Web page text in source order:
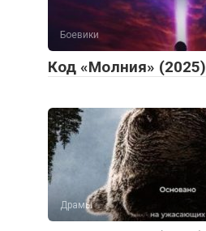
Боевики
Код «Молния» (2025)
Драмы